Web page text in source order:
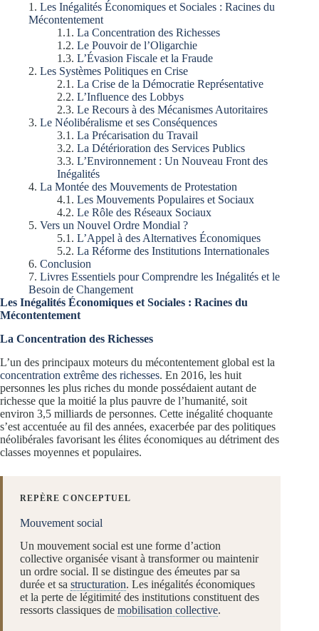
Les Inégalités Économiques et Sociales : Racines du
Mécontentement
La Concentration des Richesses
Le Pouvoir de l’Oligarchie
L’Évasion Fiscale et la Fraude
Les Systèmes Politiques en Crise
La Crise de la Démocratie Représentative
L’Influence des Lobbys
Le Recours à des Mécanismes Autoritaires
Le Néolibéralisme et ses Conséquences
La Précarisation du Travail
La Détérioration des Services Publics
L’Environnement : Un Nouveau Front des
Inégalités
La Montée des Mouvements de Protestation
Les Mouvements Populaires et Sociaux
Le Rôle des Réseaux Sociaux
Vers un Nouvel Ordre Mondial ?
L’Appel à des Alternatives Économiques
La Réforme des Institutions Internationales
Conclusion
Livres Essentiels pour Comprendre les Inégalités et le
Besoin de Changement
Les Inégalités Économiques et Sociales : Racines du
Mécontentement
La Concentration des Richesses
L’un des principaux moteurs du mécontentement global est la
concentration extrême des richesses. En 2016, les huit
personnes les plus riches du monde possédaient autant de
richesse que la moitié la plus pauvre de l’humanité, soit
environ 3,5 milliards de personnes. Cette inégalité choquante
s’est accentuée au fil des années, exacerbée par des politiques
néolibérales favorisant les élites économiques au détriment des
classes moyennes et populaires.
REPÈRE CONCEPTUEL
Mouvement social
Un mouvement social est une forme d’action
collective organisée visant à transformer ou maintenir
un ordre social. Il se distingue des émeutes par sa
durée et sa structuration. Les inégalités économiques
et la perte de légitimité des institutions constituent des
ressorts classiques de mobilisation collective.